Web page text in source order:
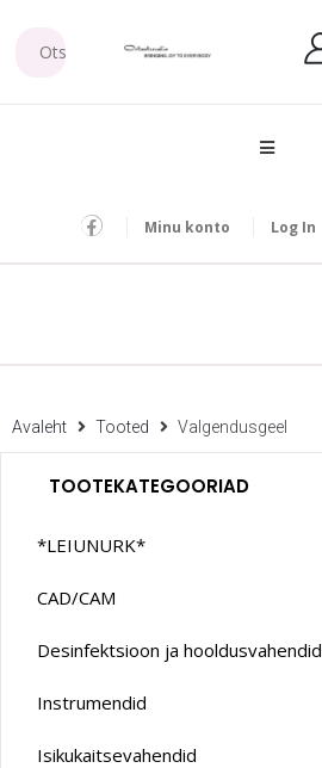
Minu konto Log In
Avaleht Tooted Valgendusgeel
TOOTEKATEGOORIAD
*LEIUNURK*
CAD/CAM
Desinfektsioon ja hooldusvahendid
Instrumendid
Isikukaitsevahendid